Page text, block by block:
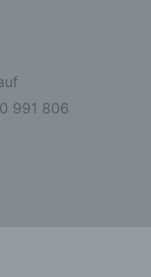
991 806